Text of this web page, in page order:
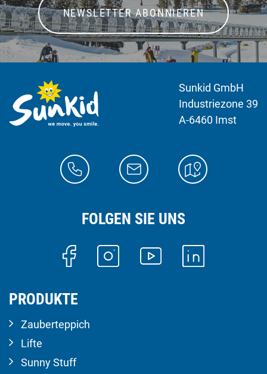
NEWSLETTER ABONNIEREN
Sunkid GmbH
Industriezone 39
A-6460 Imst
FOLGEN SIE UNS
PRODUKTE
Zauberteppich
Lifte
Sunny Stuff